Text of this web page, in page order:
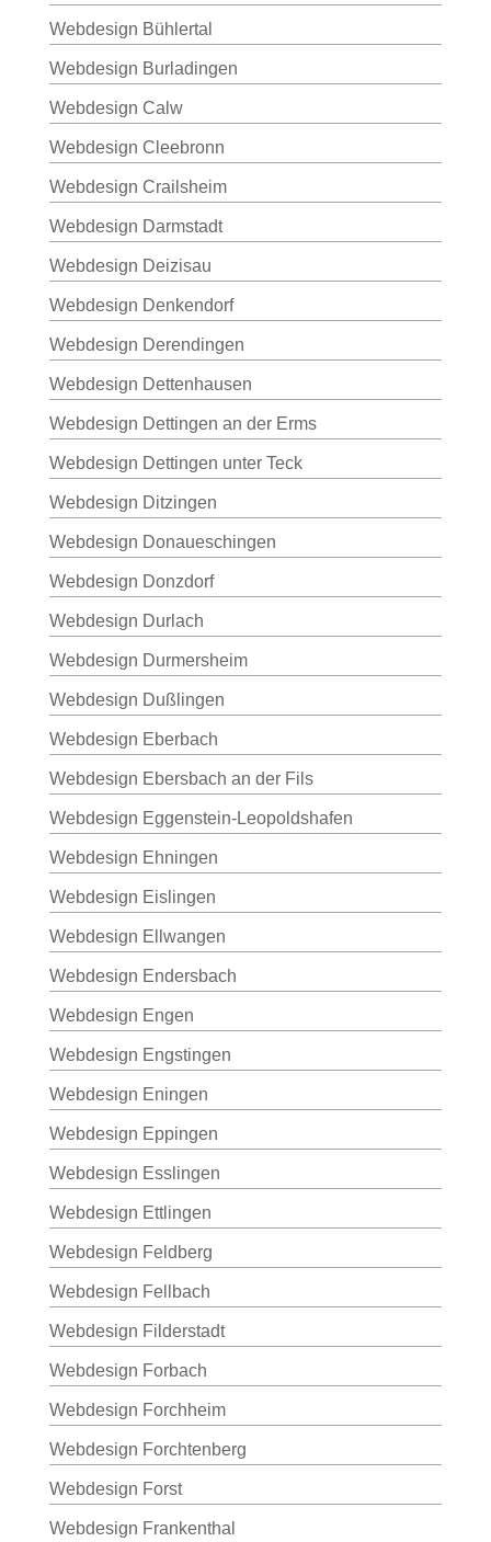
Webdesign Bühlertal
Webdesign Burladingen
Webdesign Calw
Webdesign Cleebronn
Webdesign Crailsheim
Webdesign Darmstadt
Webdesign Deizisau
Webdesign Denkendorf
Webdesign Derendingen
Webdesign Dettenhausen
Webdesign Dettingen an der Erms
Webdesign Dettingen unter Teck
Webdesign Ditzingen
Webdesign Donaueschingen
Webdesign Donzdorf
Webdesign Durlach
Webdesign Durmersheim
Webdesign Dußlingen
Webdesign Eberbach
Webdesign Ebersbach an der Fils
Webdesign Eggenstein-Leopoldshafen
Webdesign Ehningen
Webdesign Eislingen
Webdesign Ellwangen
Webdesign Endersbach
Webdesign Engen
Webdesign Engstingen
Webdesign Eningen
Webdesign Eppingen
Webdesign Esslingen
Webdesign Ettlingen
Webdesign Feldberg
Webdesign Fellbach
Webdesign Filderstadt
Webdesign Forbach
Webdesign Forchheim
Webdesign Forchtenberg
Webdesign Forst
Webdesign Frankenthal